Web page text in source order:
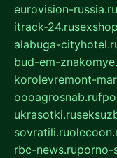
eurovision-russia.ru
itrack-24.ru
alabuga-
bud-em-
korolevremont-
oooagrosnab.ru
ukrasotki.ru
sovratili.ru
rbc-news.ruporno-